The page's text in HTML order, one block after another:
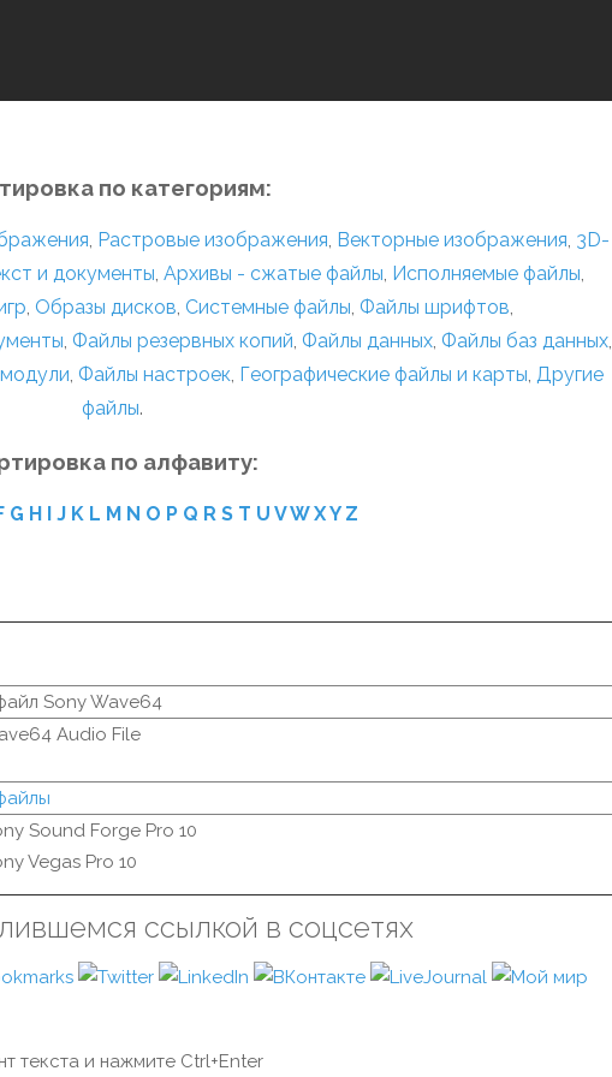
по категориям:
, Растровые изображения, Векторные изображения, 3D-
и документы, Архивы - сжатые файлы, Исполняемые файлы,
, Образы дисков, Системные файлы, Файлы шрифтов,
, Файлы резервных копий, Файлы данных, Файлы баз данных,
, Файлы настроек, Географические файлы и карты, Другие
файлы.
по алфавиту:
G H I J K L M N O P Q R S T U VW XY Z
Sony Wave64
Audio File
Sound Forge Pro 10
Vegas Pro 10
ссылкой в соцсетях
текста и нажмите Ctrl+Enter